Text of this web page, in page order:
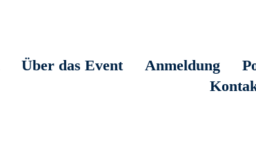
Über das Event Anmeldung